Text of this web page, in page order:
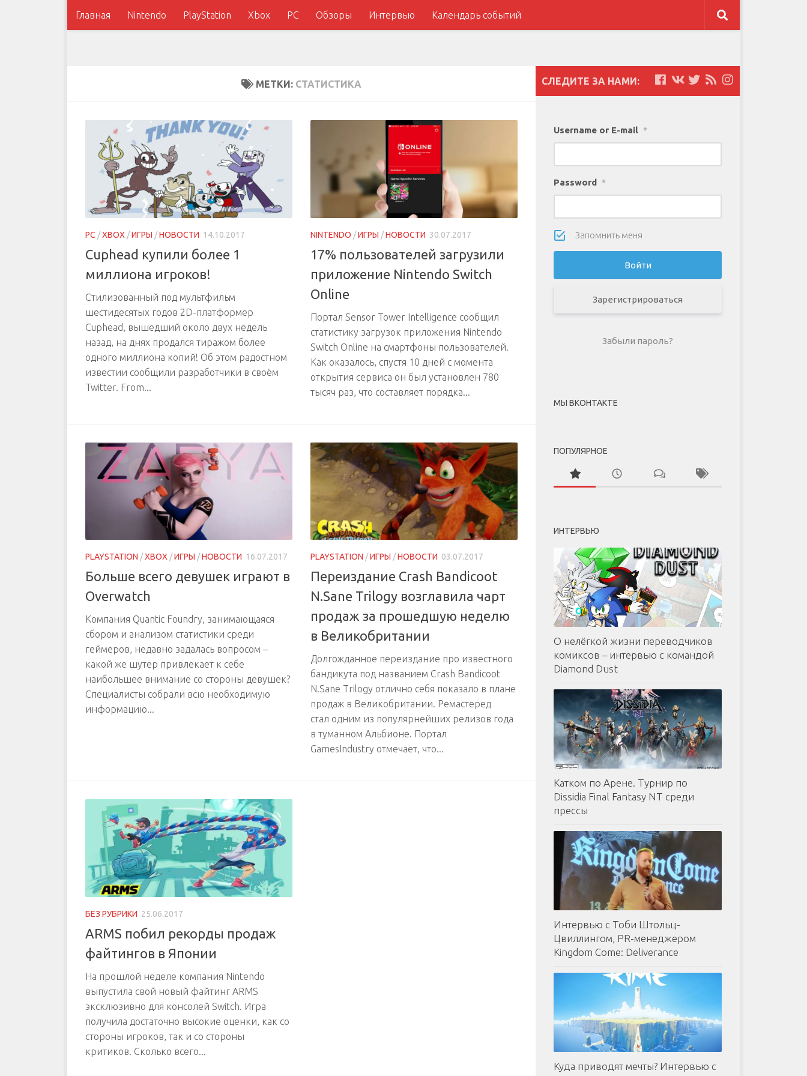
Главная Nintendo PlayStation Xbox PC Обзоры Интервью Календарь событий
МЕТКИ: СТАТИСТИКА
PC /XBOX /ИГРЫ /НОВОСТИ 14.10.2017
Cuphead купили более 1
миллиона игроков!
Стилизованный под мультфильм
шестидесятых годов 2D-платформер
Cuphead, вышедший около двух недель
назад, на днях продался тиражом более
одного миллиона копий! Об этом радостном
известии сообщили разработчики в своём
Twitter. From...
NINTENDO /ИГРЫ /НОВОСТИ 30.07.2017
17% пользователей загрузили
приложение Nintendo Switch
Online
Портал Sensor Tower Intelligence сообщил
статистику загрузок приложения Nintendo
Switch Online на смартфоны пользователей.
Как оказалось, спустя 10 дней с момента
открытия сервиса он был установлен 780
тысяч раз, что составляет порядка...
PLAYSTATION /XBOX /ИГРЫ /НОВОСТИ 16.07.2017
Больше всего девушек играют в
Overwatch
Компания Quantic Foundry, занимающаяся
сбором и анализом статистики среди
геймеров, недавно задалась вопросом –
какой же шутер привлекает к себе
наибольшее внимание со стороны девушек?
Специалисты собрали всю необходимую
информацию...
PLAYSTATION /ИГРЫ /НОВОСТИ 03.07.2017
Переиздание Crash Bandicoot
N.Sane Trilogy возглавила чарт
продаж за прошедшую неделю
в Великобритании
Долгожданное переиздание про известного
бандикута под названием Crash Bandicoot
N.Sane Trilogy отлично себя показало в плане
продаж в Великобритании. Ремастеред
стал одним из популярнейших релизов года
в туманном Альбионе. Портал
GamesIndustry отмечает, что...
БЕЗ РУБРИКИ 25.06.2017
ARMS побил рекорды продаж
файтингов в Японии
На прошлой неделе компания Nintendo
выпустила свой новый файтинг ARMS
эксклюзивно для консолей Switch. Игра
получила достаточно высокие оценки, как со
стороны игроков, так и со стороны
критиков. Сколько всего...
СЛЕДИТЕ ЗА НАМИ:
Username or E-mail *
Password *
Запомнить меня
Зарегистрироваться
Забыли пароль?
МЫ ВКОНТАКТЕ
ПОПУЛЯРНОЕ
ИНТЕРВЬЮ
О нелёгкой жизни переводчиков
комиксов – интервью с командой
Diamond Dust
Катком по Арене. Турнир по
Dissidia Final Fantasy NT среди
прессы
Интервью с Тоби Штольц-
Цвиллингом, PR-менеджером
Kingdom Come: Deliverance
Куда приводят мечты? Интервью с